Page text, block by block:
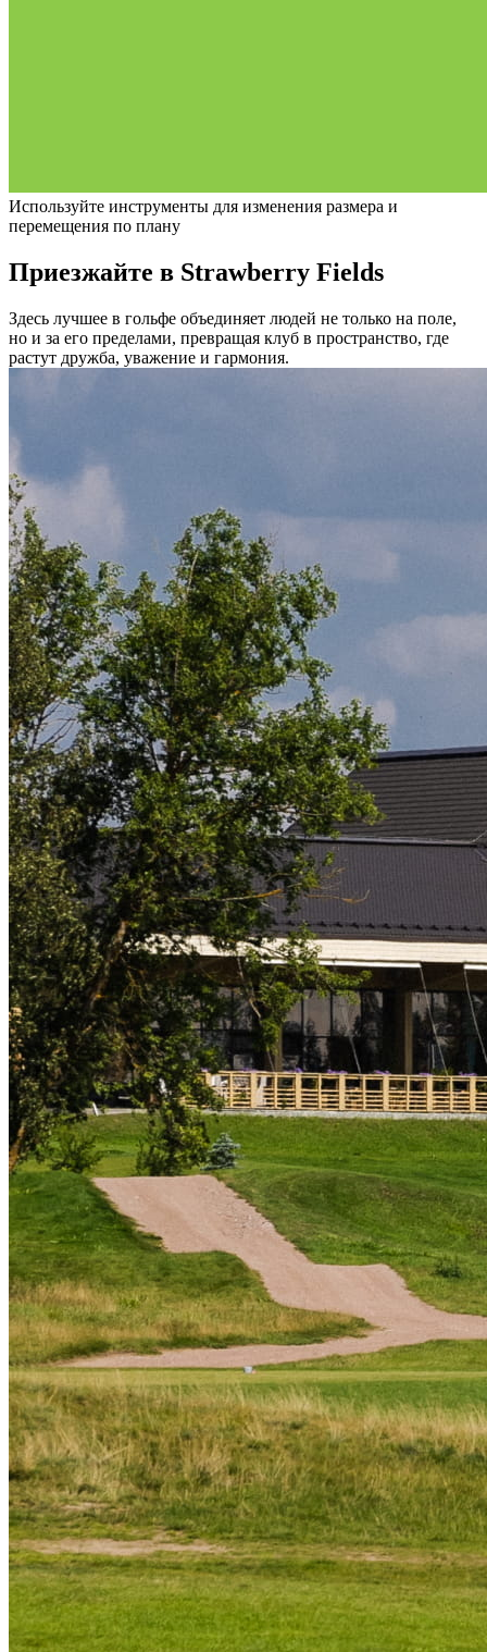
Используйте инструменты для изменения размера и
перемещения по плану
Приезжайте в Strawberry Fields
Здесь лучшее в гольфе объединяет людей не только на поле,
но и за его пределами, превращая клуб в пространство, где
растут дружба, уважение и гармония.